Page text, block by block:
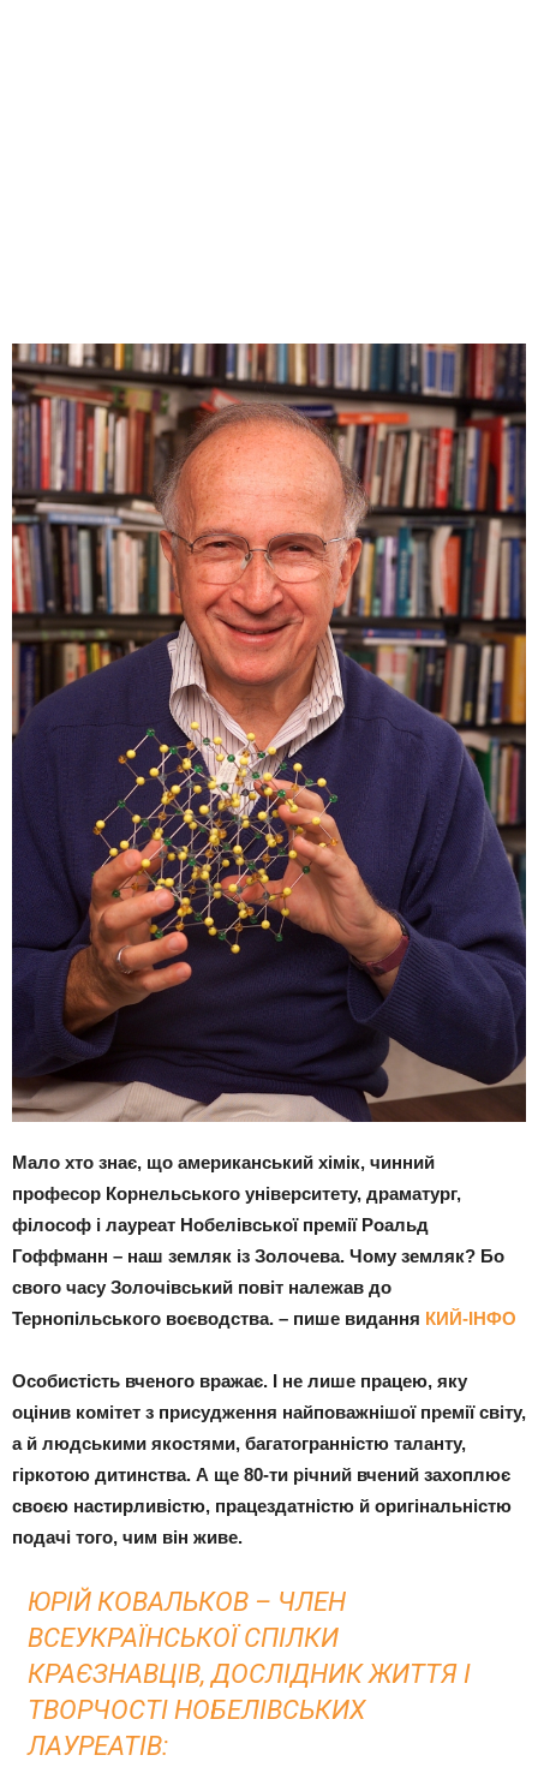
Мало хто знає, що американський хімік, чинний
професор Корнельського університету, драматург,
філософ і лауреат Нобелівської премії Роальд
Гоффманн – наш земляк із Золочева. Чому земляк? Бо
свого часу Золочівський повіт належав до
Тернопільського воєводства. – пише видання КИЙ-ІНФО
Особистість вченого вражає. І не лише працею, яку
оцінив комітет з присудження найповажнішої премії світу,
а й людськими якостями, багатогранністю таланту,
гіркотою дитинства. А ще 80-ти річний вчений захоплює
своєю настирливістю, працездатністю й оригінальністю
подачі того, чим він живе.
ЮРІЙ КОВАЛЬКОВ – ЧЛЕН
ВСЕУКРАЇНСЬКОЇ СПІЛКИ
КРАЄЗНАВЦІВ, ДОСЛІДНИК ЖИТТЯ І
ТВОРЧОСТІ НОБЕЛІВСЬКИХ
ЛАУРЕАТІВ: